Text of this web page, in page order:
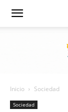
Diario
Portada
Inicio Sociedad
Sociedad